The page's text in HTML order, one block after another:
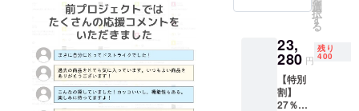
普及活動の
料込) カ
ラー：
ク 一般
販売予
定価
格：
32,000
円が
選
択
す
る
23,
280 円
残り
400
【特別
割】
27％OF